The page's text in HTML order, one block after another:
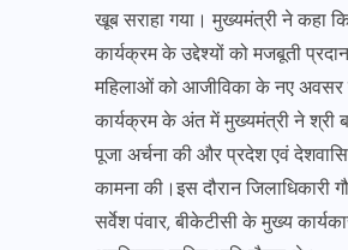
खूब सराहा गया। मुख्यमंत्री ने कहा
कार्यक्रम के उद्देश्यों को मजबूती
महिलाओं को आजीविका के नए अवसर
कार्यक्रम के अंत में मुख्यमंत्री ने श्री
पूजा अर्चना की और प्रदेश एवं
कामना की।इस दौरान जिलाधिकारी
सर्वेश पंवार, बीकेटीसी के मुख्य